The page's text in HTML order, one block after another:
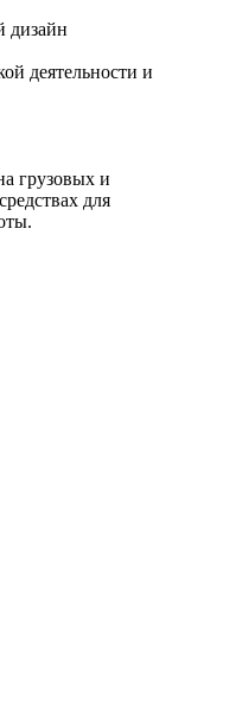
дизайн
деятельности и
грузовых и
для